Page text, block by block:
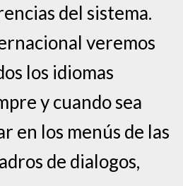
del sistema.
veremos
los idiomas
y cuando sea
en los menús de las
de dialogos,